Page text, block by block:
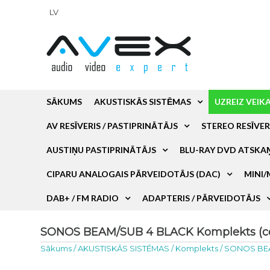
LV
SĀKUMS AKUSTISKĀS SISTĒMAS UZREIZ
AV RESĪVERIS / PASTIPRINĀTĀJS STEREO
AUSTIŅU PASTIPRINĀTĀJS BLU-RAY DVD
CIPARU ANALOGAIS PĀRVEIDOTĀJS (DAC) MINI/
DAB+ / FM RADIO ADAPTERIS / PĀRVEIDOTĀJS
SONOS BEAM/SUB 4 BLACK Komplekts
Sākums/AKUSTISKĀS SISTĒMAS /Komplekts/SONOS